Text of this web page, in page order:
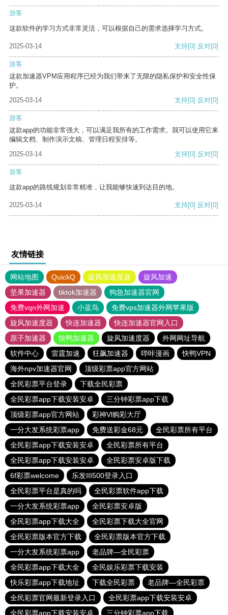
游客
这款软件的学习方式非常灵活，可以根据自己的需求选择学习方式。
2025-03-14 支持[0] 反对[0]
游客
这款加速器VPM应用程序已经为我们带来了无限的隐私保护和安全性保
护。
2025-03-14
支持[0] 反对[0]
游客
这款app的功能非常强大，可以满足我所有的工作需求。我可以使用它来
编辑文档、制作演示文稿、管理日程安排等。
2025-03-14
支持[0] 反对[0]
游客
这款app的路线规划非常精准，让我能够快速到达目的地。
2025-03-14 支持[0] 反对[0]
友情链接
网站地图 QuickQ 旋风加速度器
旋风加速
坚果加速器
tiktok加速器
狗急加速器官网
免费vqn外网加速
小蓝鸟
免费vps加速器外网苹果版
旋风加速度器
快连加速器
快连加速器官网入口
原子加速器
快鸭加速器 旋风加速度器
外网网址导航
软件中心
雷霆加速 狂飙加速器 哔咔漫画
快鸭VPN
海外npv加速器官网
顶级彩票app官方网站
全民彩票平台登录
下载全民彩票
全民彩票app下载安装安卓
三分钟彩票app下载
顶级彩票app官方网站
彩神Vl购彩大厅
一分大发系统彩票app
免费送彩金68元
全民彩票所有平台
全民彩票app下载安装安卓
全民彩票所有平台
全民彩票app下载安装安卓
全民彩票安卓版下载
6f彩票welcome
乐发III500登录入口
全民彩票平台是真的吗
全民彩票软件app下载
一分大发系统彩票app
全民彩票安卓版
全民彩票app下载大全
全民彩票下载大全官网
全民彩票版本官方下载
全民彩票版本官方下载
一分大发系统彩票app
老品牌—全民彩票
全民彩票app下载大全
全民娱乐彩票下载安装
快乐彩票app下载地址
下载全民彩票
老品牌—全民彩票
全民彩票官网最新登录入口
全民彩票app下载安装安卓
全民彩票app下载安装安卓
三分钟彩票app下载